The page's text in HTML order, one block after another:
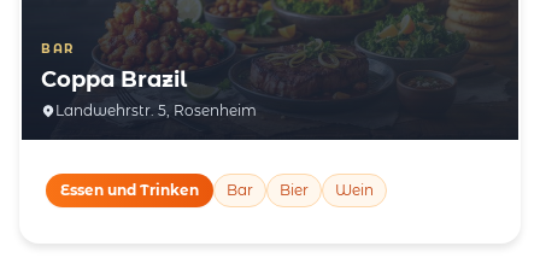
BAR
Coppa Brazil
Landwehrstr. 5, Rosenheim
Essen und Trinken Bar Bier Wein